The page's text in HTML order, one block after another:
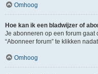
Omhoog
Hoe kan ik een bladwijzer of
Je abonneren op een forum
“Abonneer forum” te klikken
Omhoog